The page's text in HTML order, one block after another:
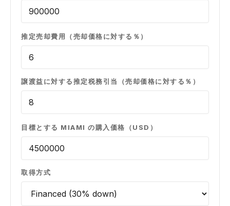
推定売却費用（売却価格に対する％）
譲渡益に対する推定税務引当（売却価格に対する％）
目標とする MIAMI の購入価格（USD）
取得方式